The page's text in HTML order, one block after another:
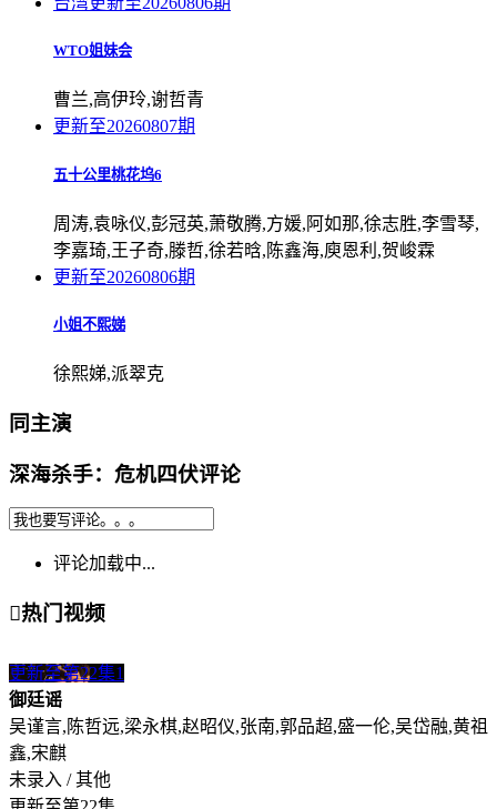
WTO姐妹会
曹兰,高伊玲,谢哲青
更新至20260807期
五十公里桃花坞6
周涛,袁咏仪,彭冠英,萧敬腾,方媛,阿如那,徐志胜,李雪琴,
李嘉琦,王子奇,滕哲,徐若晗,陈鑫海,庾恩利,贺峻霖
更新至20260806期
小姐不熙娣
徐熙娣,派翠克
同主演
深海杀手：危机四伏评论
评论加载中...
热门视频
更新至第22集1
御廷谣
吴谨言,陈哲远,梁永棋,赵昭仪,张南,郭品超,盛一伦,吴岱融,黄祖
鑫,宋麒
未录入 / 其他